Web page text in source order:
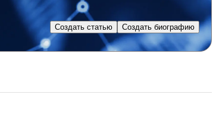
Создать статью Создать биографию